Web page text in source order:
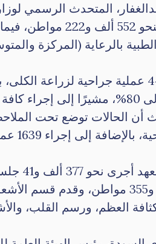
المتحدث الرسمي
بالرعاية (المركزة والمتوسطة) ل
وتابع أن المعهد، أجرى 44 عملية
تتراوح نسبتها بين 75% الى 80%،
أن الحالات توضع تحت
إجراء 1639 عملية جراحية أخرى.
وأكد
العظم، ورسم القلب،